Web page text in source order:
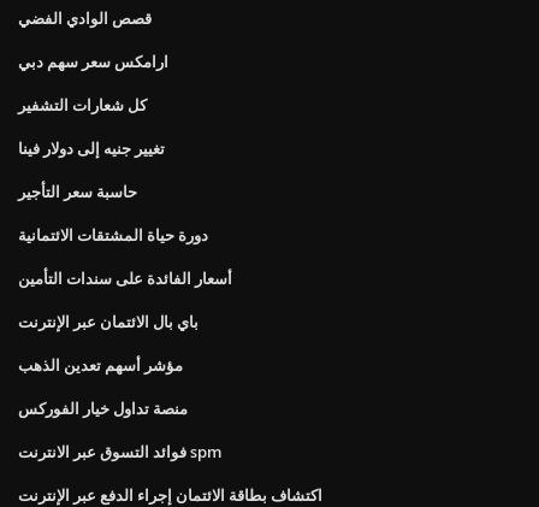
قصص الوادي الفضي
ارامكس سعر سهم دبي
كل شعارات التشفير
تغيير جنيه إلى دولار فينا
حاسبة سعر التأجير
دورة حياة المشتقات الائتمانية
أسعار الفائدة على سندات التأمين
باي بال الائتمان عبر الإنترنت
مؤشر أسهم تعدين الذهب
منصة تداول خيار الفوركس
فوائد التسوق عبر الانترنت spm
اكتشاف بطاقة الائتمان إجراء الدفع عبر الإنترنت